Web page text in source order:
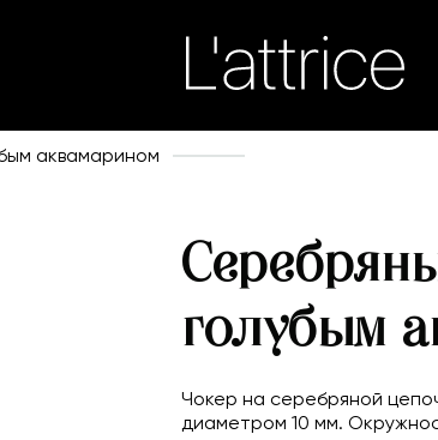
аквамарином
голубым
Чокер на серебряной
диаметром 10 мм.